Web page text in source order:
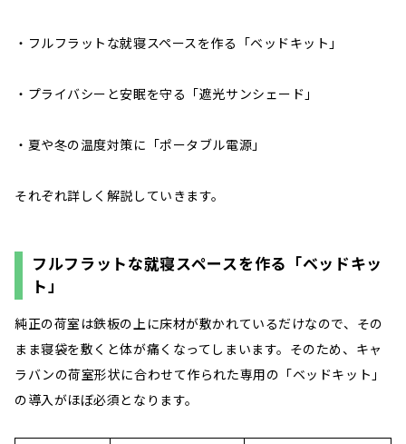
・フルフラットな就寝スペースを作る「ベッドキット」
・プライバシーと安眠を守る「遮光サンシェード」
・夏や冬の温度対策に「ポータブル電源」
それぞれ詳しく解説していきます。
フルフラットな就寝スペースを作る「ベッドキッ
ト」
純正の荷室は鉄板の上に床材が敷かれているだけなので、その
まま寝袋を敷くと体が痛くなってしまいます。そのため、キャ
ラバンの荷室形状に合わせて作られた専用の「ベッドキット」
の導入がほぼ必須となります。